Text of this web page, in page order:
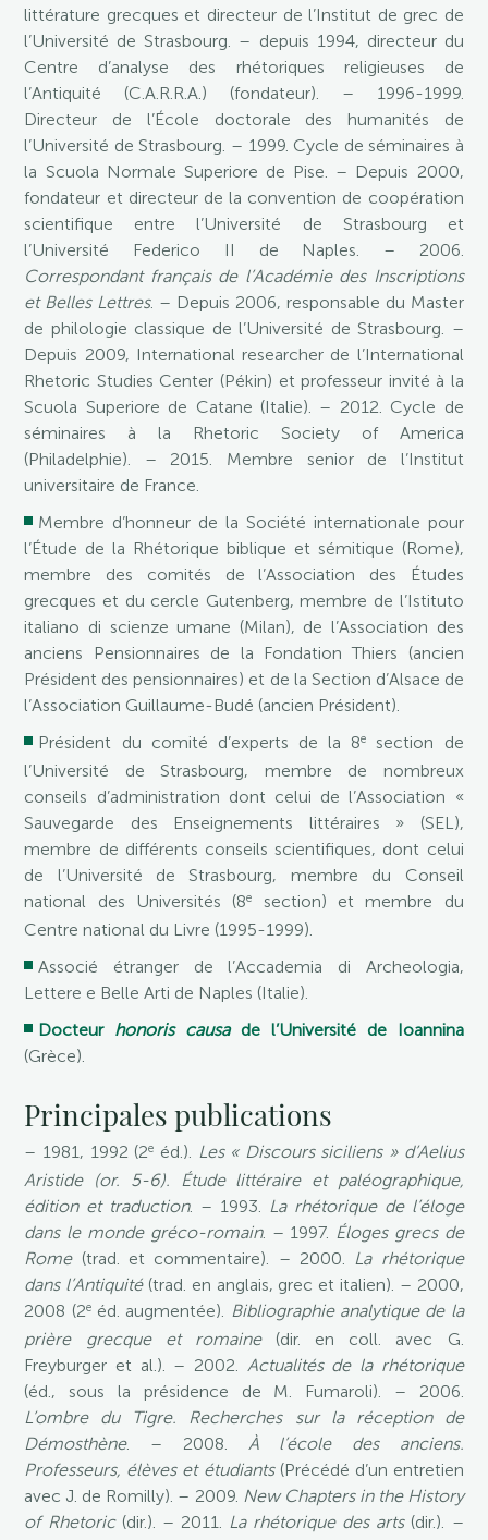
littérature grecques et directeur de l’Institut de grec de
l’Université de Strasbourg. – depuis 1994, directeur du
Centre d’analyse des rhétoriques religieuses de
l’Antiquité (C.A.R.R.A.) (fondateur). – 1996-1999.
Directeur de l’École doctorale des humanités de
l’Université de Strasbourg. – 1999. Cycle de séminaires à
la Scuola Normale Superiore de Pise. – Depuis 2000,
fondateur et directeur de la convention de coopération
scientifique entre l’Université de Strasbourg et
l’Université Federico II de Naples. – 2006.
Correspondant français de l’Académie des Inscriptions
et Belles Lettres. – Depuis 2006, responsable du Master
de philologie classique de l’Université de Strasbourg. –
Depuis 2009, International researcher de l’International
Rhetoric Studies Center (Pékin) et professeur invité à la
Scuola Superiore de Catane (Italie). – 2012. Cycle de
séminaires à la Rhetoric Society of America
(Philadelphie). – 2015. Membre senior de l’Institut
universitaire de France.
Membre d’honneur de la Société internationale pour
l’Étude de la Rhétorique biblique et sémitique (Rome),
membre des comités de l’Association des Études
grecques et du cercle Gutenberg, membre de l’Istituto
italiano di scienze umane (Milan), de l’Association des
anciens Pensionnaires de la Fondation Thiers (ancien
Président des pensionnaires) et de la Section d’Alsace de
l’Association Guillaume-Budé (ancien Président).
Président du comité d’experts de la 8e
section de
l’Université de Strasbourg, membre de nombreux
conseils d’administration dont celui de l’Association «
Sauvegarde des Enseignements littéraires » (SEL),
membre de différents conseils scientifiques, dont celui
de l’Université de Strasbourg, membre du Conseil
national des Universités (8e
section) et membre du
Centre national du Livre (1995-1999).
Associé étranger de l’Accademia di Archeologia,
Lettere e Belle Arti de Naples (Italie).
Docteur honoris causade l’Université de Ioannina
(Grèce).
Principales publications
– 1981, 1992 (2e éd.). Les « Discours siciliens » d’Aelius
Aristide (or. 5-6). Étude littéraire et paléographique,
édition et traduction. – 1993. La rhétorique de l’éloge
dans le monde gréco-romain. – 1997. Éloges grecs de
Rome (trad. et commentaire). – 2000. La rhétorique
dans l’Antiquité(trad. en anglais, grec et italien). – 2000,
2008 (2eéd. augmentée). Bibliographie analytique de la
prière grecque et romaine(dir. en coll. avec G.
Freyburger et al.). – 2002. Actualités de la rhétorique
(éd., sous la présidence de M. Fumaroli). – 2006.
L’ombre du Tigre. Recherches sur la réception de
Démosthène. – 2008. À l’école des anciens.
Professeurs, élèves et étudiants(Précédé d’un entretien
avec J. de Romilly). – 2009. New Chapters in the History
of Rhetoric(dir.). – 2011. La rhétorique des arts(dir.). –